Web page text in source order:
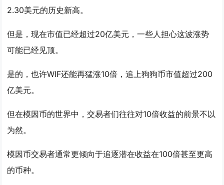
2.30美元的历史新高。
但是，现在市值已经超过20亿美元，一些人担心这波涨势
可能已经见顶。
是的，也许WIF还能再猛涨10倍，追上狗狗币市值超过200
亿美元。
但在模因币的世界中，交易者们往往对10倍收益的前景不以
为然。
模因币交易者通常更倾向于追逐潜在收益在100倍甚至更高
的币种。